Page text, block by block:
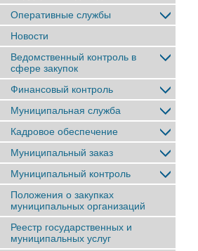
Оперативные службы
Новости
Ведомственный контроль в
сфере закупок
Финансовый контроль
Муниципальная служба
Кадровое обеспечение
Муниципальный заказ
Муниципальный контроль
Положения о закупках
муниципальных организаций
Реестр государственных и
муниципальных услуг